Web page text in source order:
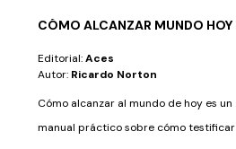
CÓMO ALCANZAR MUNDO HOY
Editorial:Aces
Autor: Ricardo Norton
Cómo alcanzar al mundo de hoy es un
manual práctico sobre cómo testificar